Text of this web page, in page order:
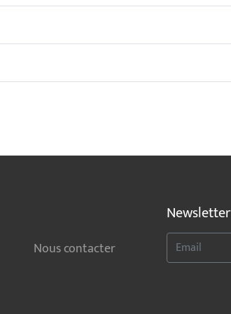
Nous contacter
Newsletter